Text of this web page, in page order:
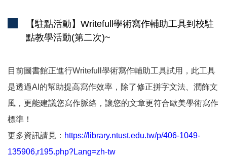
【駐點活動】Writefull學術寫作輔助工具到校駐
點教學活動(第二次)~
目前圖書館正進行Writefull學術寫作輔助工具試用，此工具
是透過AI的幫助提高寫作效率，除了修正拼字文法、潤飾文
風，更能建議您寫作脈絡，讓您的文章更符合歐美學術寫作
標準！
更多資訊請見： https://library.ntust.edu.tw/p/406-1049-
135906,r195.php?Lang=zh-tw